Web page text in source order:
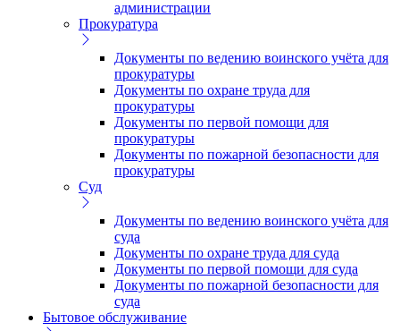
администрации
Прокуратура
Документы по ведению воинского учёта для
прокуратуры
Документы по охране труда для
прокуратуры
Документы по первой помощи для
прокуратуры
Документы по пожарной безопасности для
прокуратуры
Суд
Документы по ведению воинского учёта для
суда
Документы по охране труда для суда
Документы по первой помощи для суда
Документы по пожарной безопасности для
суда
Бытовое обслуживание